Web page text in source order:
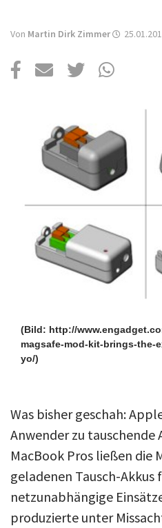
Podcast
Mac Life+
Von Martin Dirk Zimmer
(Bild: http://
magsafe-mod-kit-brings-the-
yo/)
Was bisher geschah:
Anwender zu tauschende
MacBook Pros ließen die
geladenen Tausch-Akkus
netzunabhängige
produzierte unter